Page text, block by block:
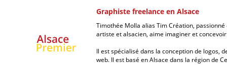
Graphiste freelance en Alsace
Timothée Molla alias Tim Création,
artiste et alsacien, aime imaginer et
Il est spécialisé dans la conception de logos,
web. Il est basé en Alsace dans la région de